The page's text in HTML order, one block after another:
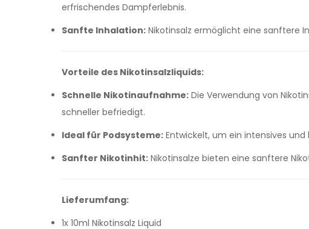
erfrischendes Dampferlebnis.
Sanfte Inhalation: Nikotinsalz ermöglicht eine sanftere
Vorteile des Nikotinsalzliquids:
Schnelle Nikotinaufnahme: Die Verwendung von
schneller befriedigt.
Ideal für Podsysteme: Entwickelt, um ein intensives
Sanfter Nikotinhit: Nikotinsalze bieten eine sanftere
Lieferumfang:
1x 10ml Nikotinsalz Liquid